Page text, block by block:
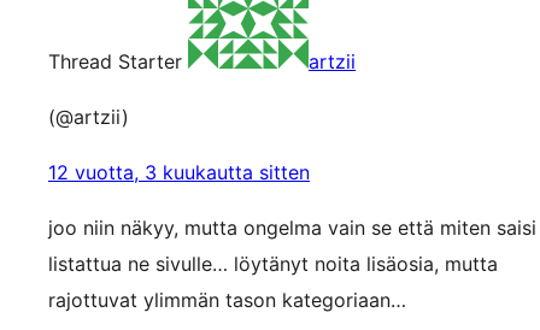
Thread Starter artzii
(@artzii)
12 vuotta, 3 kuukautta sitten
joo niin näkyy, mutta ongelma vain se että miten saisi
listattua ne sivulle… löytänyt noita lisäosia, mutta
rajottuvat ylimmän tason kategoriaan…